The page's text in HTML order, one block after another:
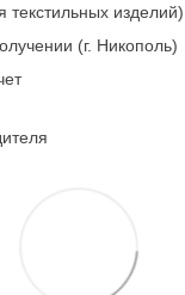
текстильных изделий).
(г. Никополь)